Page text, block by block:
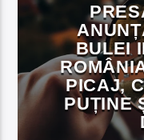
BULEI
PICAJ,
PUȚINE